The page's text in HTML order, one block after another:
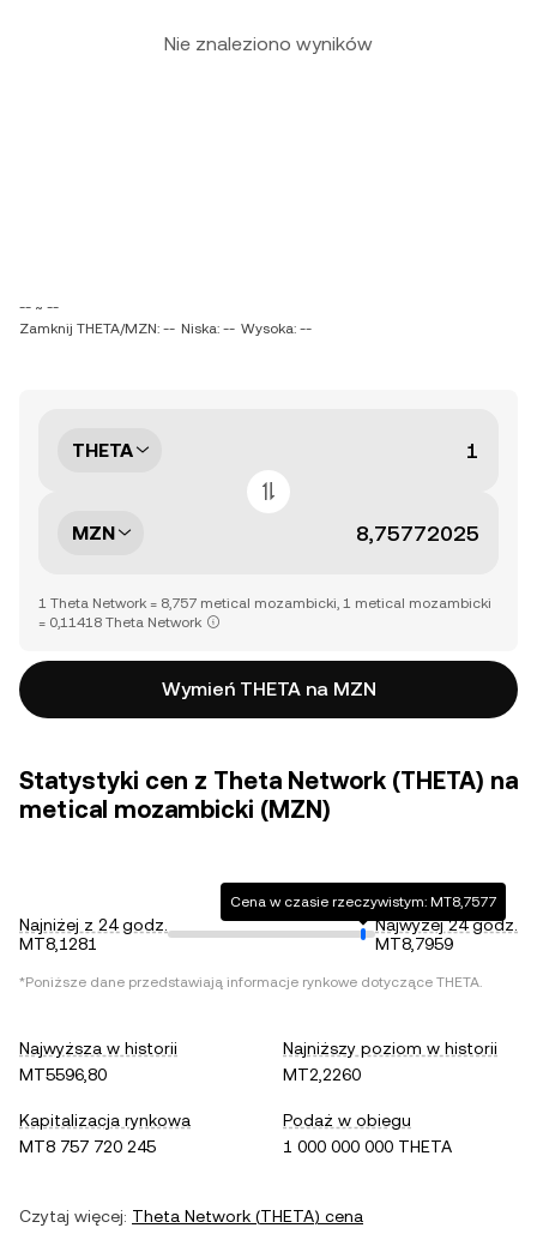
Nie znaleziono wyników
-- ~ --
Zamknij THETA/MZN: -- Niska: -- Wysoka: --
THETA
MZN
1 Theta Network = 8,757 metical mozambicki, 1 metical mozambicki
= 0,11418 Theta Network
Wymień THETA na MZN
Statystyki cen z Theta Network (THETA) na
metical mozambicki (MZN)
Najniżej z 24 godz.
MT8,1281
Cena w czasie rzeczywistym: MT8,7577
Najwyżej 24 godz.
MT8,7959
*Poniższe dane przedstawiają informacje rynkowe dotyczące THETA.
Najwyższa w historii
MT5596,80
Najniższy poziom w historii
MT2,2260
Kapitalizacja rynkowa
MT8 757 720 245
Podaż w obiegu
1 000 000 000 THETA
Czytaj więcej: Theta Network (THETA) cena